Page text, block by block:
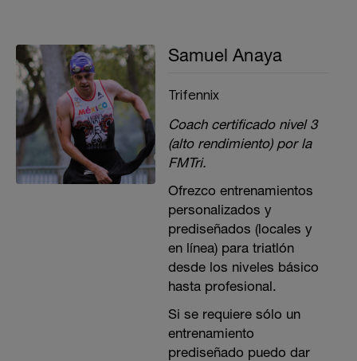
Samuel Anaya
Trifennix
Coach certificado nivel 3
(alto rendimiento) por la
FMTri.
Ofrezco entrenamientos
personalizados y
prediseñados (locales y
en línea) para triatlón
desde los niveles básico
hasta profesional.
Si se requiere sólo un
entrenamiento
prediseñado puedo dar